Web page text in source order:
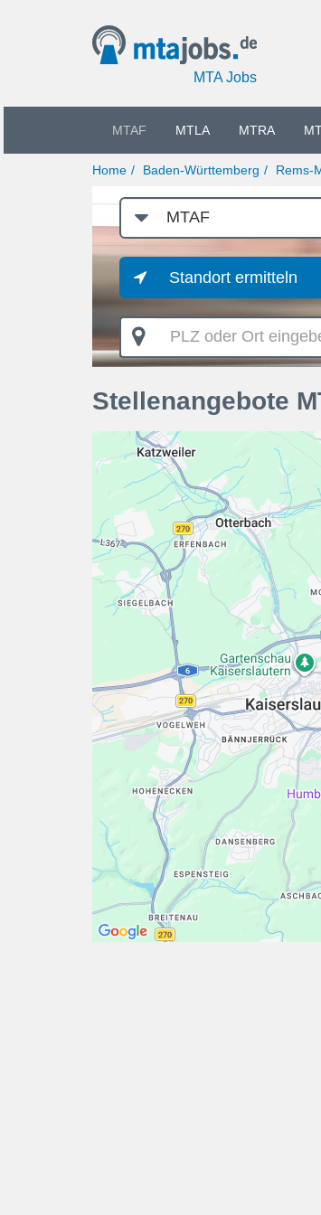
MTA Jobs
MTAF MTLA MTRA
Home Baden-Württemberg Rems-
Job-
Kategorie
Standort ermitteln
PLZ
oder
Ort
Stellenangebote